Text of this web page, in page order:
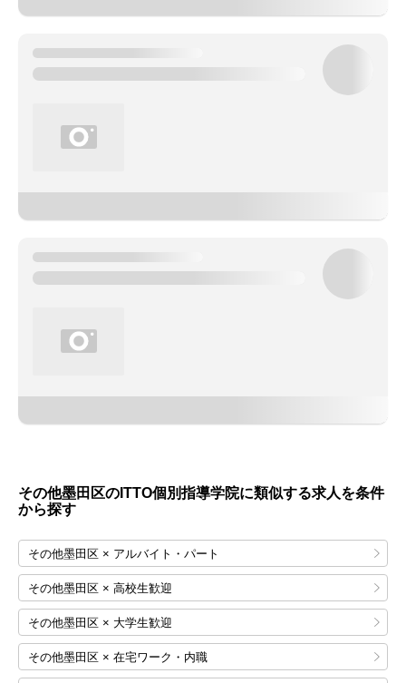
その他墨田区のITTO個別指導学院に類似する求人を条件
から探す
その他墨田区 × アルバイト・パート
その他墨田区 × 高校生歓迎
その他墨田区 × 大学生歓迎
その他墨田区 × 在宅ワーク・内職